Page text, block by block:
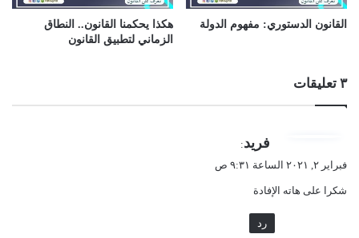
القانون الدستوري: مفهوم الدولة
هكذا يحكمنا القانون.. النطاق
الزماني لتطبيق القانون
٣ تعليقات
ي
ل
فريد:
فبراير ٢, ٢٠٢١ الساعة ٩:٣١ ص
شكرا على هاته الإفادة
رد